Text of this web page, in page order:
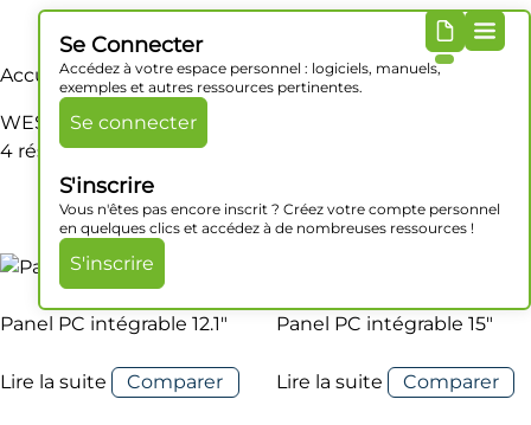
Se Connecter
Accédez à votre espace personnel : logiciels, manuels,
exemples et autres ressources pertinentes.
Se connecter
S'inscrire
Vous n'êtes pas encore inscrit ? Créez votre compte personnel
en quelques clics et accédez à de nombreuses ressources !
S'inscrire
Accueil/ Produit OS / WES7
WES7
4 résultats affichés
Panel PC intégrable 12.1″
Lire la suite Comparer
Panel PC intégrable 15″
Lire la suite Comparer